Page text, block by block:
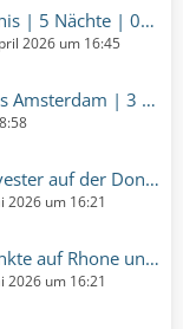
2027, 00:00 – Montag, 8. November 2027, 00:00)
2026 um 16:45
Oktober 2026, 00:00 – Mittwoch, 14. Oktober 2026, 00:00)
27. Dezember 2026, 00:00 – Mittwoch, 6. Januar 2027, 00:00)
2026 um 16:21
(Samstag, 3. Juli 2027, 00:00 – Samstag, 10. Juli 2027, 00:00)
2026 um 16:21